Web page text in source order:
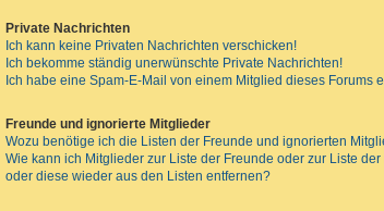
Private Nachrichten
Ich kann keine Privaten Nachrichten verschicken!
Ich bekomme ständig unerwünschte Private Nachrichten!
Ich habe eine Spam-E-Mail von einem Mitglied dieses Forums
Freunde und ignorierte Mitglieder
Wozu benötige ich die Listen der Freunde und ignorierten
Wie kann ich Mitglieder zur Liste der Freunde oder zur Liste
oder diese wieder aus den Listen entfernen?